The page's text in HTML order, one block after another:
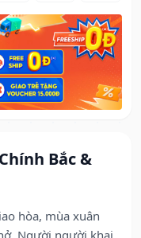
Bắc &
hòa, mùa xuân